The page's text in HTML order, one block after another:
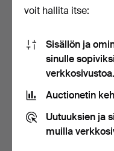
SOTILASPOLKUPYÖRÄ,
kunnostuskohde,
1 päivä
5 tarjousta
voit hallita itse:
Sisällön ja
sinulle
verkkosivustoa.
Auctionetin
Uutuuksien ja
muilla